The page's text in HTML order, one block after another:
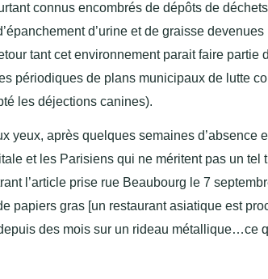
connus encombrés de dépôts de
d’urine et de graisse
tant cet environnement parait faire partie
périodiques de plans municipaux de lutte
les déjections canines).
yeux, après quelques semaines d’absence
et les Parisiens qui ne méritent pas un tel
l’article prise rue Beaubourg le 7
papiers gras [un restaurant asiatique est
des mois sur un rideau métallique…ce